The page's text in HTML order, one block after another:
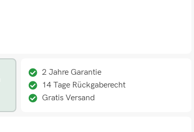
2 Jahre Garantie
14 Tage Rückgaberecht
Gratis Versand